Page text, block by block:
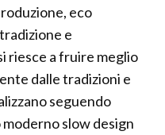
eco
e
riesce a fruire meglio
dalle tradizioni e
seguendo
slow design